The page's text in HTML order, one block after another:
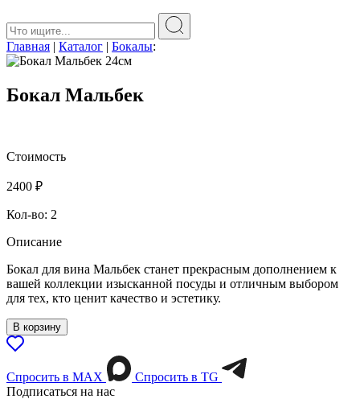
Главная | Каталог | Бокалы:
Бокал Мальбек
Стоимость
2400 ₽
Кол-во: 2
Описание
Бокал для вина Мальбек станет прекрасным дополнением к
вашей коллекции изысканной посуды и отличным выбором
для тех, кто ценит качество и эстетику.
В корзину
Спросить в МАХ
Спросить в TG
Подписаться на нас